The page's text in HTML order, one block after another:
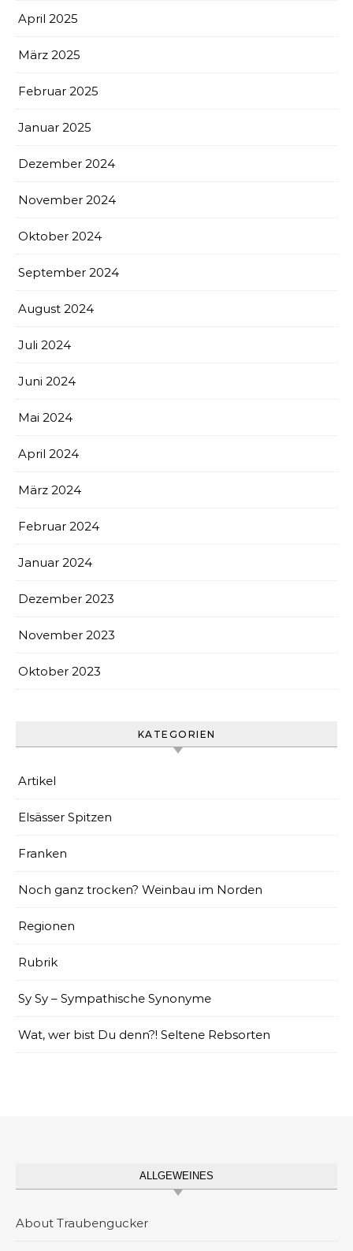
April 2025
März 2025
Februar 2025
Januar 2025
Dezember 2024
November 2024
Oktober 2024
September 2024
August 2024
Juli 2024
Juni 2024
Mai 2024
April 2024
März 2024
Februar 2024
Januar 2024
Dezember 2023
November 2023
Oktober 2023
KATEGORIEN
Artikel
Elsässer Spitzen
Franken
Noch ganz trocken? Weinbau im Norden
Regionen
Rubrik
Sy Sy – Sympathische Synonyme
Wat, wer bist Du denn?! Seltene Rebsorten
ALLGEWEINES
About Traubengucker